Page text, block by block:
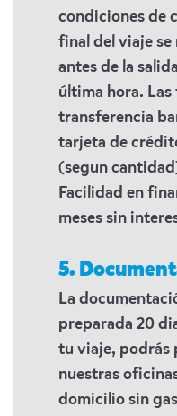
condiciones de
final del viaje se
antes de la
última hora. Las
transferencia
tarjeta de
(segun
Facilidad en
meses sin
5.
La
preparada 20
tu viaje, podrás
nuestras
domicilio sin